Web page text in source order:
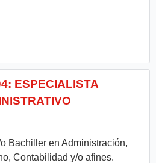
ESPECIALISTA
Bachiller en Administración,
Contabilidad y/o afines.